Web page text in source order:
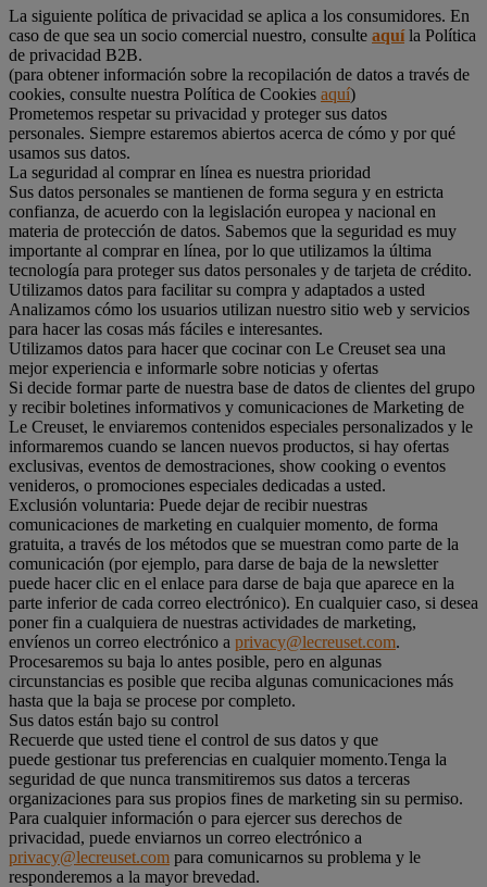
La siguiente política de privacidad se aplica a los consumidores. En
caso de que sea un socio comercial nuestro, consulte aquíla Política
de privacidad B2B.
(para obtener información sobre la recopilación de datos a través de
cookies, consulte nuestra Política de Cookies aquí)
Prometemos respetar su privacidad y proteger sus datos
personales. Siempre estaremos abiertos acerca de cómo y por qué
usamos sus datos.
La seguridad al comprar en línea es nuestra prioridad
Sus datos personales se mantienen de forma segura y en estricta
confianza, de acuerdo con la legislación europea y nacional en
materia de protección de datos. Sabemos que la seguridad es muy
importante al comprar en línea, por lo que utilizamos la última
tecnología para proteger sus datos personales y de tarjeta de crédito.
Utilizamos datos para facilitar su compra y adaptados a usted
Analizamos cómo los usuarios utilizan nuestro sitio web y servicios
para hacer las cosas más fáciles e interesantes.
Utilizamos datos para hacer que cocinar con Le Creuset sea una
mejor experiencia e informarle sobre noticias y ofertas
Si decide formar parte de nuestra base de datos de clientes del grupo
y recibir boletines informativos y comunicaciones de Marketing de
Le Creuset, le enviaremos contenidos especiales personalizados y le
informaremos cuando se lancen nuevos productos, si hay ofertas
exclusivas, eventos de demostraciones, show cooking o eventos
venideros, o promociones especiales dedicadas a usted.
Exclusión voluntaria: Puede dejar de recibir nuestras
comunicaciones de marketing en cualquier momento, de forma
gratuita, a través de los métodos que se muestran como parte de la
comunicación (por ejemplo, para darse de baja de la newsletter
puede hacer clic en el enlace para darse de baja que aparece en la
parte inferior de cada correo electrónico). En cualquier caso, si desea
poner fin a cualquiera de nuestras actividades de marketing,
envíenos un correo electrónico a privacy@lecreuset.com.
Procesaremos su baja lo antes posible, pero en algunas
circunstancias es posible que reciba algunas comunicaciones más
hasta que la baja se procese por completo.
Sus datos están bajo su control
Recuerde que usted tiene el control de sus datos y que
puede gestionar tus preferencias en cualquier momento.Tenga la
seguridad de que nunca transmitiremos sus datos a terceras
organizaciones para sus propios fines de marketing sin su permiso.
Para cualquier información o para ejercer sus derechos de
privacidad, puede enviarnos un correo electrónico a
privacy@lecreuset.com para comunicarnos su problema y le
responderemos a la mayor brevedad.